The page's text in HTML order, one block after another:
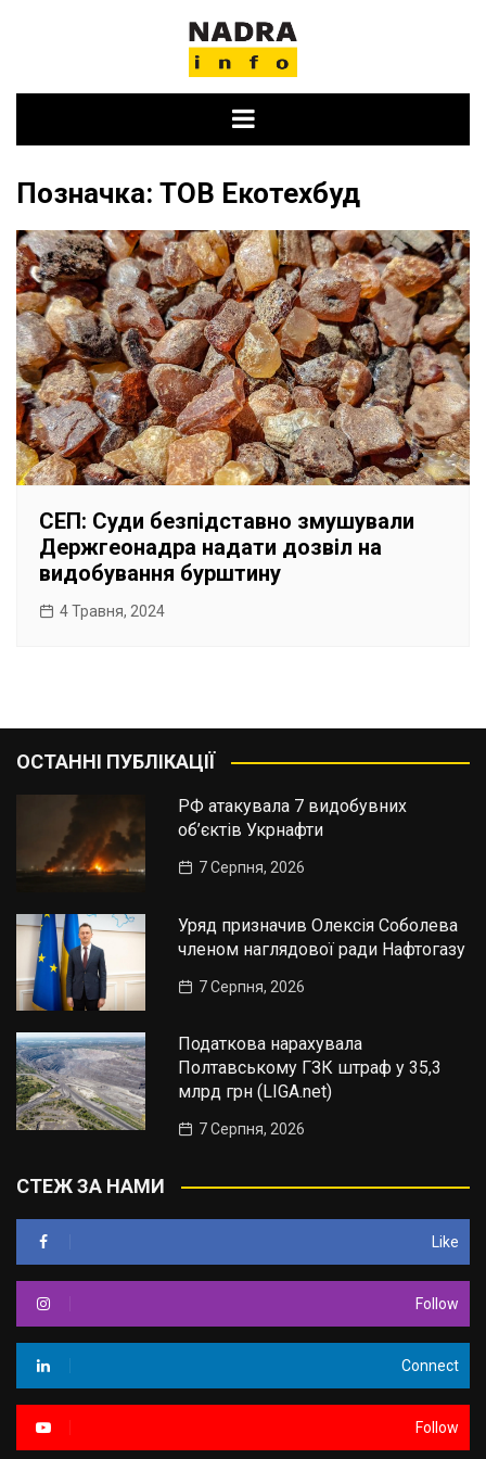
Позначка: ТОВ Екотехбуд
СЕП: Суди безпідставно змушували
Держгеонадра надати дозвіл на
видобування бурштину
4 Травня, 2024
ОСТАННІ ПУБЛІКАЦІЇ
РФ атакувала 7 видобувних
об’єктів Укрнафти
7 Серпня, 2026
Уряд призначив Олексія Соболева
членом наглядової ради Нафтогазу
7 Серпня, 2026
Податкова нарахувала
Полтавському ГЗК штраф у 35,3
млрд грн (LIGA.net)
7 Серпня, 2026
СТЕЖ ЗА НАМИ
Like
Follow
Connect
Follow